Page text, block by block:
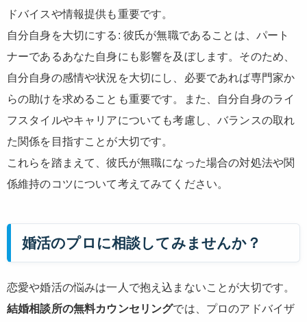
ドバイスや情報提供も重要です。
自分自身を大切にする: 彼氏が無職であることは、パート
ナーであるあなた自身にも影響を及ぼします。そのため、
自分自身の感情や状況を大切にし、必要であれば専門家か
らの助けを求めることも重要です。また、自分自身のライ
フスタイルやキャリアについても考慮し、バランスの取れ
た関係を目指すことが大切です。
これらを踏まえて、彼氏が無職になった場合の対処法や関
係維持のコツについて考えてみてください。
婚活のプロに相談してみませんか？
恋愛や婚活の悩みは一人で抱え込まないことが大切です。
結婚相談所の無料カウンセリングでは、プロのアドバイザ